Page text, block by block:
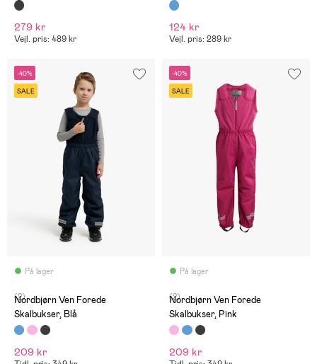
279 kr
Vejl. pris: 489 kr
124 kr
Vejl. pris: 289 kr
-40%
SALE
På lager
(2)
Nordbjørn Ven Forede
Skalbukser, Blå
209 kr
-40%
SALE
På lager
(2)
Nordbjørn Ven Forede
Skalbukser, Pink
209 kr